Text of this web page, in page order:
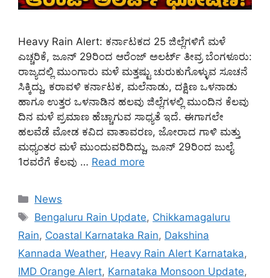
Heavy Rain Alert: ಕರ್ನಾಟಕದ 25 ಜಿಲ್ಲೆಗಳಿಗೆ ಮಳೆ
ಎಚ್ಚರಿಕೆ, ಜೂನ್ 29ರಿಂದ ಆರೆಂಜ್ ಅಲರ್ಟ್ ತೀವ್ರ ಬೆಂಗಳೂರು:
ರಾಜ್ಯದಲ್ಲಿ ಮುಂಗಾರು ಮಳೆ ಮತ್ತಷ್ಟು ಚುರುಕುಗೊಳ್ಳುವ ಸೂಚನೆ
ಸಿಕ್ಕಿದ್ದು, ಕರಾವಳಿ ಕರ್ನಾಟಕ, ಮಲೆನಾಡು, ದಕ್ಷಿಣ ಒಳನಾಡು
ಹಾಗೂ ಉತ್ತರ ಒಳನಾಡಿನ ಹಲವು ಜಿಲ್ಲೆಗಳಲ್ಲಿ ಮುಂದಿನ ಕೆಲವು
ದಿನ ಮಳೆ ಪ್ರಮಾಣ ಹೆಚ್ಚಾಗುವ ಸಾಧ್ಯತೆ ಇದೆ. ಈಗಾಗಲೇ
ಹಲವೆಡೆ ಮೋಡ ಕವಿದ ವಾತಾವರಣ, ಜೋರಾದ ಗಾಳಿ ಮತ್ತು
ಮಧ್ಯಂತರ ಮಳೆ ಮುಂದುವರಿದಿದ್ದು, ಜೂನ್ 29ರಿಂದ ಜುಲೈ
1ರವರೆಗೆ ಕೆಲವು … Read more
Categories
News
Tags
Bengaluru Rain Update, Chikkamagaluru
Rain, Coastal Karnataka Rain, Dakshina
Kannada Weather, Heavy Rain Alert Karnataka,
IMD Orange Alert, Karnataka Monsoon Update,